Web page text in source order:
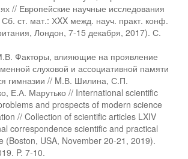
// Европейские научные исследования
ст. мат.: ХXX межд. науч. практ. конф.
Лондон, 7-15 декабря, 2017). С.
Факторы, влияющие на проявление
слуховой и ассоциативной памяти
гимназии // M.В. Шилина, С.П.
Е.А. Марутько // International scientific
and prospects of modern science
// Collection of scientific articles LXIV
correspondence scientific and practical
(Boston, USA, November 20-21, 2019).
P. 7-10.